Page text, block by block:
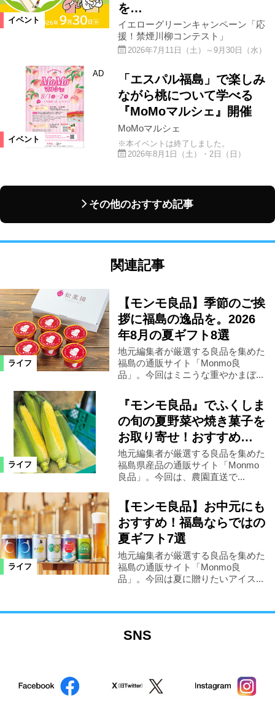
イベント
を…
イエローグリーンキャンペーン「応
援！禁煙川柳コンテスト」
2026年7月11日（土）～9月30日（水）
イベント
AD
「エスパル福島」で楽しみ
ながら桃について学べる
『MoMoマルシェ』開催
MoMoマルシェ
※本イベントは終了しました。
2026年8月1日（土）・2日（日）
その他のおすすめ記事
関連記事
ライフ
【モンモ良品】季節のご挨
拶に福島の逸品を。2026
年8月の夏ギフト8選
地元編集者が厳選する良品を集めた
福島の通販サイト「Monmo良
品」。今回はミニうな重やかまぼ...
ライフ
『モンモ良品』でふくしま
の旬の夏野菜や焼き菓子を
お取り寄せ！おすすめ…
地元編集者が厳選する良品を集めた
福島県産品の通販サイト「Monmo
良品」。今回は、農園直送で...
ライフ
【モンモ良品】お中元にも
おすすめ！福島ならではの
夏ギフト7選
地元編集者が厳選する良品を集めた
福島の通販サイト「Monmo良
品」。今回は夏に贈りたいアイス...
SNS